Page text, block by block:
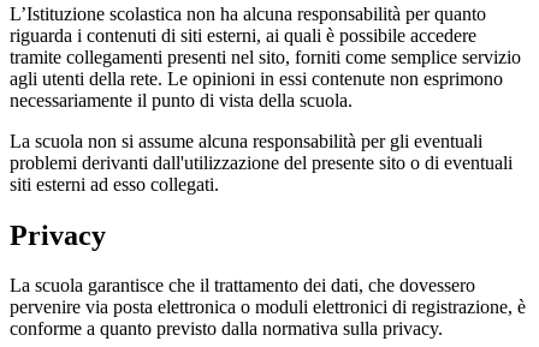
L’Istituzione scolastica non ha alcuna responsabilità per quanto
riguarda i contenuti di siti esterni, ai quali è possibile accedere
tramite collegamenti presenti nel sito, forniti come semplice servizio
agli utenti della rete. Le opinioni in essi contenute non esprimono
necessariamente il punto di vista della scuola.
La scuola non si assume alcuna responsabilità per gli eventuali
problemi derivanti dall'utilizzazione del presente sito o di eventuali
siti esterni ad esso collegati.
Privacy
La scuola garantisce che il trattamento dei dati, che dovessero
pervenire via posta elettronica o moduli elettronici di registrazione, è
conforme a quanto previsto dalla normativa sulla privacy.